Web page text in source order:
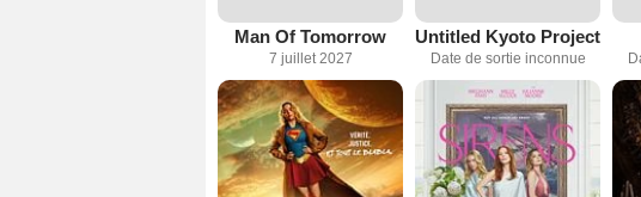
Man Of Tomorrow
7 juillet 2027
Untitled Kyoto Project
Date de sortie inconnue